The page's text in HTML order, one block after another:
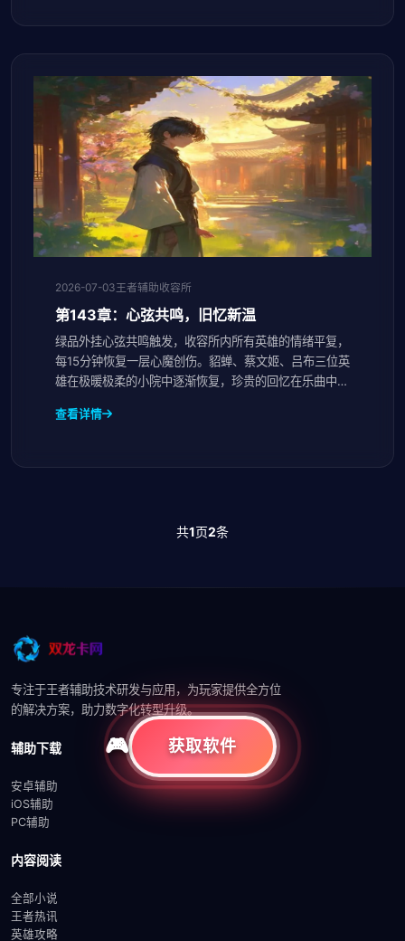
2026-07-03王者辅助收容所
第143章：心弦共鸣，旧忆新温
绿品外挂心弦共鸣触发，收容所内所有英雄的情绪平复，
每15分钟恢复一层心魔创伤。貂蝉、蔡文姬、吕布三位英
雄在极暖极柔的小院中逐渐恢复，珍贵的回忆在乐曲中缓
查看详情
共1页2条
专注于王者辅助技术研发与应用，为玩家提供全方位
的解决方案，助力数字化转型升级。
辅助下载
安卓辅助
iOS辅助
PC辅助
内容阅读
全部小说
王者热讯
英雄攻略
获取软件